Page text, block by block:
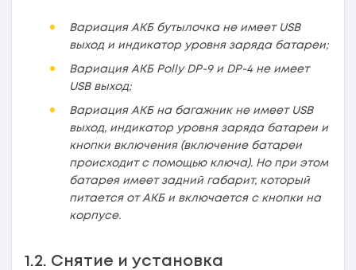
Вариация АКБ бутылочка не имеет USB
выход и индикатор уровня заряда батареи;
Вариация АКБ Polly DP-9 и DP-4 не имеет
USB выход;
Вариация АКБ на багажник не имеет USB
выход, индикатор уровня заряда батареи и
кнопки включения (включение батареи
происходит с помощью ключа). Но при этом
батарея имеет задний габарит, который
питается от АКБ и включается с кнопки на
корпусе.
1.2. Снятие и установка